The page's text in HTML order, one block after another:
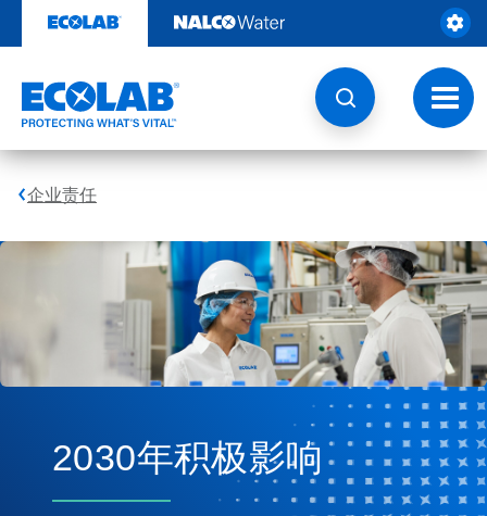
至
切
换
导
航
企业责任
2030年积极影响